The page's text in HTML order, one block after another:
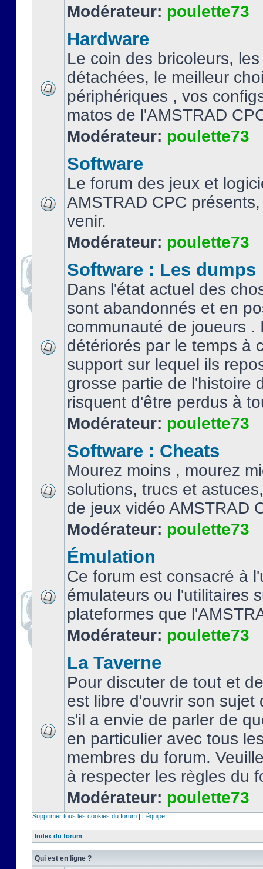
Modérateur: poulette73
Hardware
Le coin des bricoleurs,
détachées, le meilleur
périphériques , vos
matos de l'AMSTRAD
Modérateur: poulette73
Software
Le forum des jeux et
AMSTRAD CPC
venir.
Modérateur: poulette73
Software : Les dumps
Dans l'état actuel des
sont abandonnés et en
communauté de joueurs .
détériorés par le temps à
support sur lequel ils
grosse partie de l'histoire
risquent d'être perdus à
Modérateur: poulette73
Software : Cheats
Mourez moins , mourez
solutions, trucs et
de jeux vidéo AMSTRAD
Modérateur: poulette73
Émulation
Ce forum est consacré à
émulateurs ou l'utilitaires
plateformes que
Modérateur: poulette73
La Taverne
Pour discuter de tout et
est libre d'ouvrir son sujet
s'il a envie de parler de
en particulier avec tous
membres du forum.
à respecter les règles du
Modérateur: poulette73
Supprimer tous les cookies du forum | L’équipe
Index du forum
Qui est en ligne ?